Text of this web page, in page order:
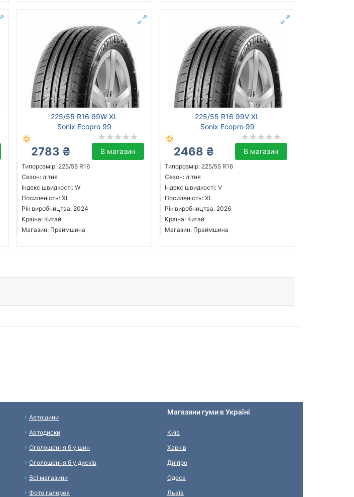
225/55 R16 99W XL
Sonix Ecopro 99
2783 ₴ В магазин
Типорозмір: 225/55 R16
Сезон: літня
Індекс швидкості: W
Посиленість: XL
Рік виробництва: 2024
Країна: Китай
Магазин: Праймшина
225/55 R16 99V XL
Sonix Ecopro 99
2468 ₴ В магазин
Типорозмір: 225/55 R16
Сезон: літня
Індекс швидкості: V
Посиленість: XL
Рік виробництва: 2026
Країна: Китай
Магазин: Праймшина
Автошини
Автодиски
Оголошення б у шин
Оголошення б у дисків
Всі магазини
Фото галерея
Магазини гуми в Україні
Київ
Харків
Дніпро
Одеса
Львів